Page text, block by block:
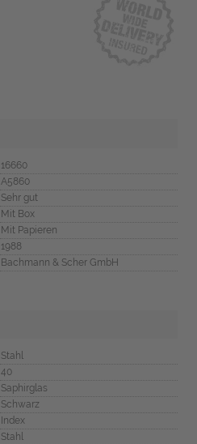
16660
A5860
Sehr gut
Mit Box
Mit Papieren
1988
Bachmann & Scher GmbH
Stahl
40
Saphirglas
Schwarz
Index
Stahl